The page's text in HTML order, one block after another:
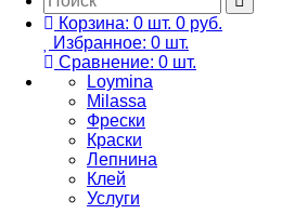
Корзина: 0 шт. 0 руб.
Избранное: 0 шт.
Сравнение: 0 шт.
Loymina
Milassa
Фрески
Краски
Лепнина
Клей
Услуги